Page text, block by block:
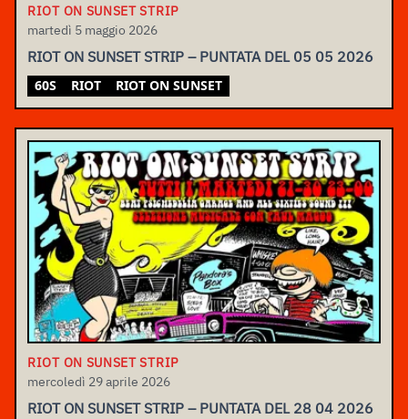
RIOT ON SUNSET STRIP
martedì 5 maggio 2026
RIOT ON SUNSET STRIP – PUNTATA DEL 05 05 2026
60S RIOT RIOT ON SUNSET
RIOT ON SUNSET STRIP
mercoledì 29 aprile 2026
RIOT ON SUNSET STRIP – PUNTATA DEL 28 04 2026